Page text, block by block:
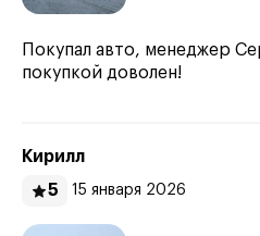
Покупал авто, менеджер
покупкой доволен!
Кирилл
5
15 января 2026